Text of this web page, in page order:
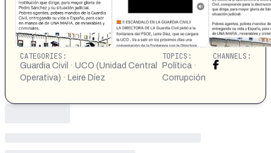
CATEGORIES:
Guardia Civil · UCO (Unidad Central
Operativa) · Leire Díez
TOPICS:
Política ·
Corrupción
CHANNELS: